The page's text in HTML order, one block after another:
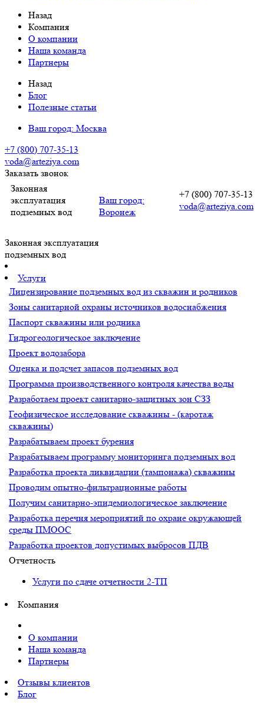
Назад
Компания
О компании
Наша команда
Партнеры
Назад
Блог
Полезные статьи
Ваш город: Москва
+7 (800) 707-35-13
voda@arteziya.com
Заказать звонок
Законная
эксплуатация
подземных вод
Ваш город:
Воронеж
+7 (800) 707-35-13
voda@arteziya.com
Законная эксплуатация
подземных вод
Услуги
Лицензирование подземных вод из скважин и родников
Зоны санитарной охраны источников водоснабжения
Паспорт скважины или родника
Гидрогеологическое заключение
Проект водозабора
Оценка и подсчет запасов подземных вод
Программа производственного контроля качества воды
Разработаем проект санитарно-защитных зон СЗЗ
Геофизическое исследование скважины - (каротаж
скважины)
Разрабатываем проект бурения
Разрабатываем программу мониторинга подземных вод
Разработка проекта ликвидации (тампонажа) скважины
Проводим опытно-фильтрационные работы
Получим санитарно-эпидемиологическое заключение
Разработка перечня мероприятий по охране окружающей
среды ПМООС
Разработка проектов допустимых выбросов ПДВ
Отчетность
Услуги по сдаче отчетности 2-ТП
Компания
О компании
Наша команда
Партнеры
Отзывы клиентов
Блог